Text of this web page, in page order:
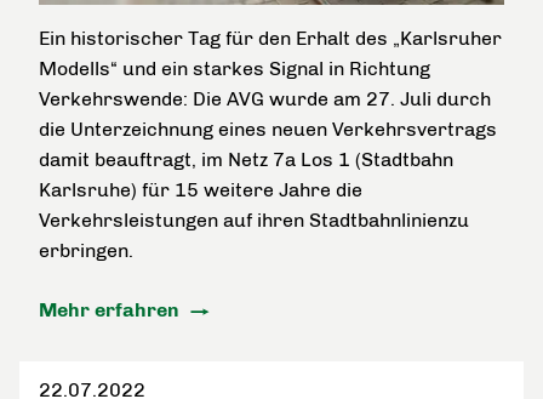
Ein historischer Tag für den Erhalt des „Karlsruher
Modells“ und ein starkes Signal in Richtung
Verkehrswende: Die AVG wurde am 27. Juli durch
die Unterzeichnung eines neuen Verkehrsvertrags
damit beauftragt, im Netz 7a Los 1 (Stadtbahn
Karlsruhe) für 15 weitere Jahre die
Verkehrsleistungen auf ihren Stadtbahnlinienzu
erbringen.
Mehr erfahren
22.07.2022